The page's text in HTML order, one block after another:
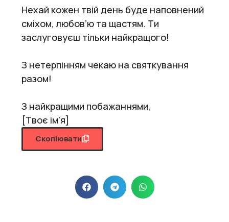
Нехай кожен твій день буде наповнений
сміхом, любов’ю та щастям. Ти
заслуговуєш тільки найкращого!
З нетерпінням чекаю на святкування
разом!
З найкращими побажаннями,
[Твоє ім’я]
Скопіювати